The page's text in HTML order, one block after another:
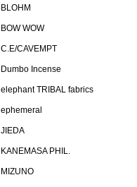
BLOHM
BOW WOW
C.E/CAVEMPT
Dumbo Incense
elephant TRIBAL fabrics
ephemeral
JIEDA
KANEMASA PHIL.
MIZUNO